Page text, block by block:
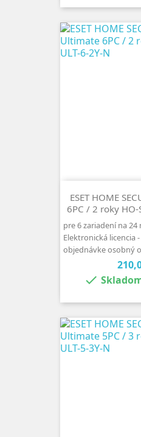
ESET HOME
6PC / 2 roky HO-
pre 6 zariadení na 24
Elektronická licencia
objednávke osobný
Cena
